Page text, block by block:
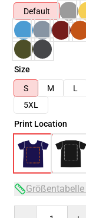
Default
Size
S
M L
5XL
Print Location